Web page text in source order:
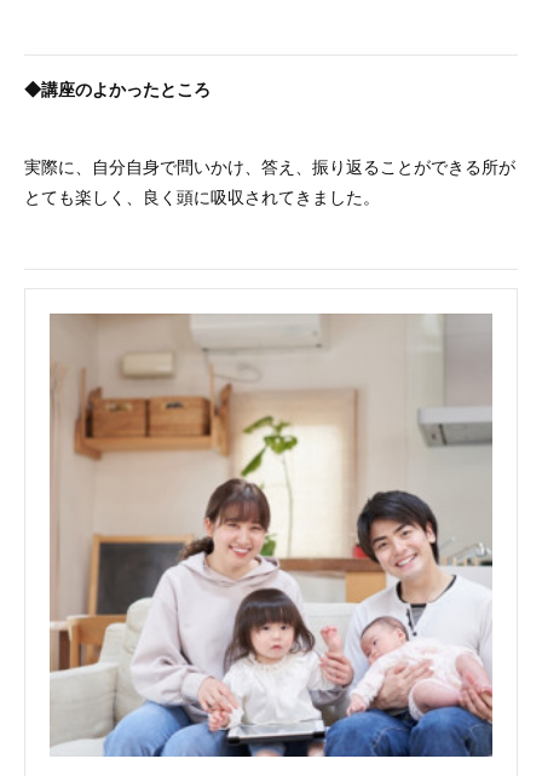
◆講座のよかったところ
実際に、自分自身で問いかけ、答え、振り返ることができる所が
とても楽しく、良く頭に吸収されてきました。